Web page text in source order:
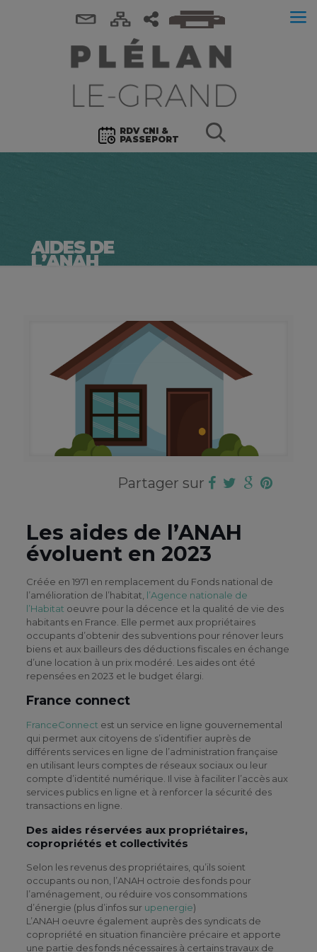
RDV CNI &
PASSEPORT
AIDES DE
L’ANAH
Partager sur
Les aides de l’ANAH
évoluent en 2023
Créée en 1971 en remplacement du Fonds national de
l’amélioration de l’habitat, l’Agence nationale de
l’Habitat oeuvre pour la décence et la qualité de vie des
habitants en France. Elle permet aux propriétaires
occupants d’obtenir des subventions pour rénover leurs
biens et aux bailleurs des déductions fiscales en échange
d’une location à un prix modéré. Les aides ont été
repensées en 2023 et le budget élargi.
France connect
FranceConnect est un service en ligne gouvernemental
qui permet aux citoyens de s’identifier auprès de
différents services en ligne de l’administration française
en utilisant leurs comptes de réseaux sociaux ou leur
compte d’identité numérique. Il vise à faciliter l’accès aux
services publics en ligne et à renforcer la sécurité des
transactions en ligne.
Des aides réservées aux propriétaires,
copropriétés et collectivités
Selon les revenus des propriétaires, qu’ils soient
occupants ou non, l’ANAH octroie des fonds pour
l’aménagement, ou réduire vos consommations
d’énergie (plus d’infos sur upenergie)
L’ANAH oeuvre également auprès des syndicats de
copropriété en situation financière précaire et apporte
une partie des fonds nécessaires à certains travaux de